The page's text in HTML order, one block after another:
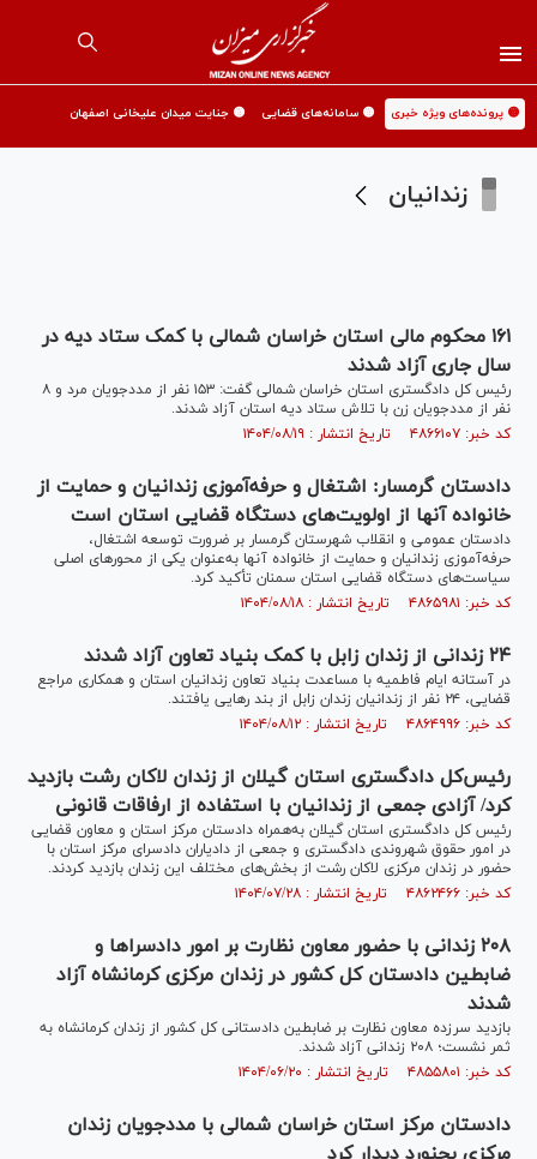
🟡 پرونده‌های ویژه خبری 🟡 سامانه‌های قضایی 🟡 جنایت میدان علیخانی اصفهان
زندانیان
۱۶۱ محکوم مالی استان خراسان شمالی با کمک ستاد دیه در
سال جاری آزاد شدند
رئیس کل دادگستری استان خراسان شمالی گفت: ۱۵۳ نفر از مددجویان مرد و ۸
نفر از مددجویان زن با تلاش ستاد دیه استان آزاد شدند.
کد خبر: ۴۸۶۶۱۰۷ تاریخ انتشار : ۱۴۰۴/۰۸/۱۹
دادستان گرمسار: اشتغال و حرفه‌آموزی زندانیان و حمایت از
خانواده آنها از اولویت‌های دستگاه قضایی استان است
دادستان عمومی و انقلاب شهرستان گرمسار بر ضرورت توسعه اشتغال،
حرفه‌آموزی زندانیان و حمایت از خانواده آنها به‌عنوان یکی از محور‌های اصلی
سیاست‌های دستگاه قضایی استان سمنان تأکید کرد.
کد خبر: ۴۸۶۵۹۸۱ تاریخ انتشار : ۱۴۰۴/۰۸/۱۸
۲۴ زندانی از زندان زابل با کمک بنیاد تعاون آزاد شدند
در آستانه ایام فاطمیه با مساعدت بنیاد تعاون زندانیان استان و همکاری مراجع
قضایی، ۲۴ نفر از زندانیان زندان زابل از بند رهایی یافتند.
کد خبر: ۴۸۶۴۹۹۶ تاریخ انتشار : ۱۴۰۴/۰۸/۱۲
رئیس‌کل دادگستری استان گیلان از زندان لاکان رشت بازدید
کرد/ آزادی جمعی از زندانیان با استفاده از ارفاقات قانونی
رئیس کل دادگستری استان گیلان به‌همراه دادستان مرکز استان و معاون قضایی
در امور حقوق شهروندی دادگستری و جمعی از دادیاران دادسرای مرکز استان با
حضور در زندان مرکزی لاکان رشت از بخش‌های مختلف این زندان بازدید کردند.
کد خبر: ۴۸۶۲۴۶۶ تاریخ انتشار : ۱۴۰۴/۰۷/۲۸
۲۰۸ زندانی با حضور معاون نظارت بر امور دادسرا‌ها و
ضابطین دادستان کل کشور در زندان مرکزی کرمانشاه آزاد
شدند
بازدید سرزده معاون نظارت بر ضابطین دادستانی کل کشور از زندان کرمانشاه به
ثمر نشست؛ ۲۰۸ زندانی آزاد شدند.
کد خبر: ۴۸۵۵۸۰۱ تاریخ انتشار : ۱۴۰۴/۰۶/۲۰
دادستان مرکز استان خراسان شمالی با مددجویان زندان